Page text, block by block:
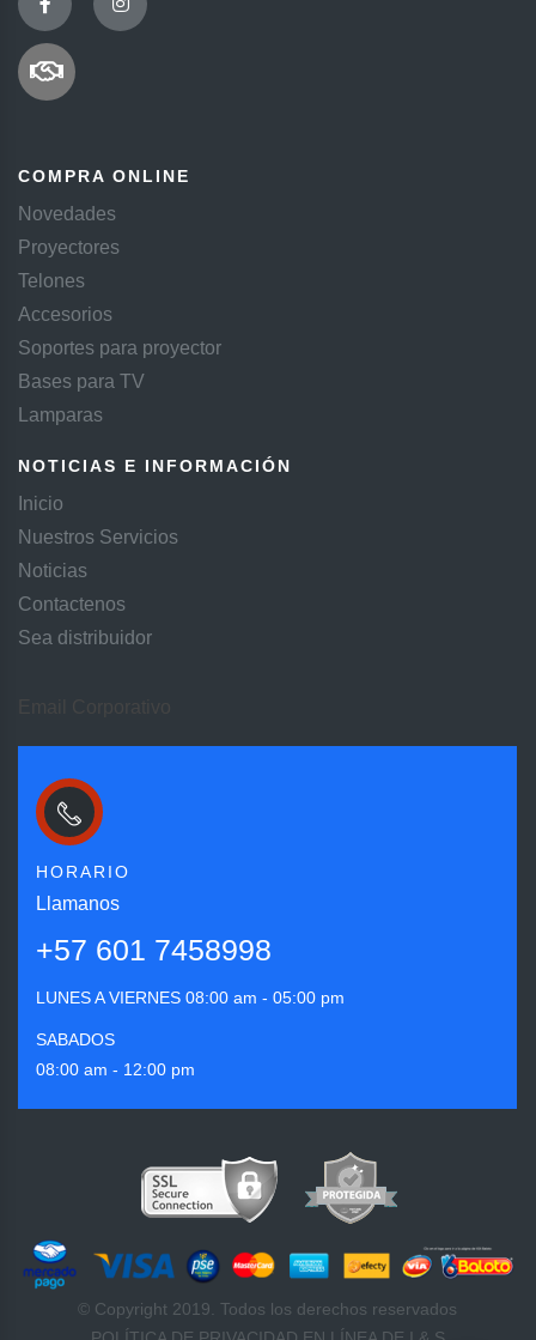
COMPRA ONLINE
Novedades
Proyectores
Telones
Accesorios
Soportes para proyector
Bases para TV
Lamparas
NOTICIAS E INFORMACIÓN
Inicio
Nuestros Servicios
Noticias
Contactenos
Sea distribuidor
HORARIO
Llamanos
+57 601 7458998
LUNES A VIERNES 08:00 am - 05:00 pm
SABADOS
08:00 am - 12:00 pm
© Copyright 2019. Todos los derechos reservados